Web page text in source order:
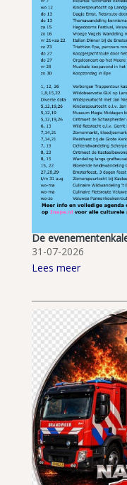
De
31-07-2026
Lees meer